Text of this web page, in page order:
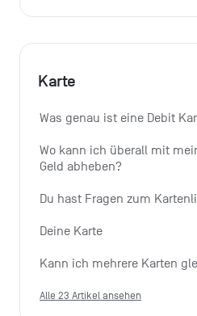
Karte
Was genau ist eine Debit
Wo kann ich überall mit
Geld abheben?
Du hast Fragen zum
Deine Karte
Kann ich mehrere Karten
Alle 23 Artikel ansehen